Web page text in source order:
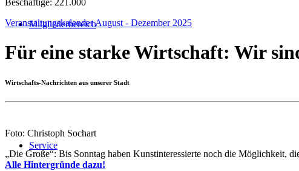
Mitgliederbereich
Service
Beschäftige: 221.000
Veranstaltungskalender August - Dezember 2025
Für eine starke Wirtschaft: Wir
Wirtschafts-Nachrichten aus unserer Stadt
Foto: Christoph Sochart
„Die Große“: Bis Sonntag haben Kunstinteressierte noch die Möglichkeit,
Alle Hintergründe dazu!